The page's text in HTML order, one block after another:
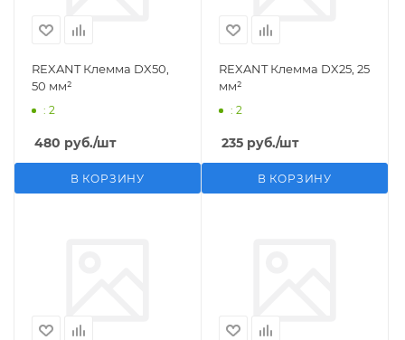
REXANT Клемма DX50,
50 мм²
: 2
480 руб./шт
В КОРЗИНУ
REXANT Клемма DX25, 25
мм²
: 2
235 руб./шт
В КОРЗИНУ